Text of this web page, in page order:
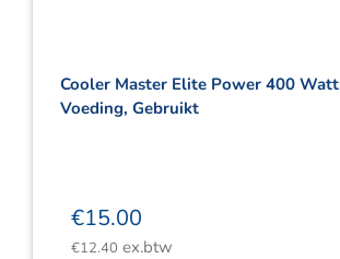
Cooler Master Elite Power 400 Watt
Voeding, Gebruikt
€15.00
€12.40 ex.btw